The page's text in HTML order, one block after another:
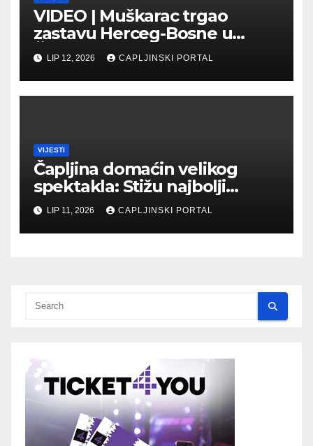
VIDEO | Muškarac trgao
zastavu Herceg-Bosne u
Čapljini: Traži se hitno
uhićenje
LIP 12, 2026 CAPLJINSKI PORTAL
VIJESTI
Čapljina domaćin velikog
spektakla: Stižu najbolji
biciklisti Balkana
LIP 11, 2026 CAPLJINSKI PORTAL